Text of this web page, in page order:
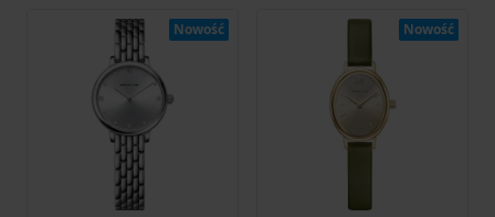
Nowość Nowość